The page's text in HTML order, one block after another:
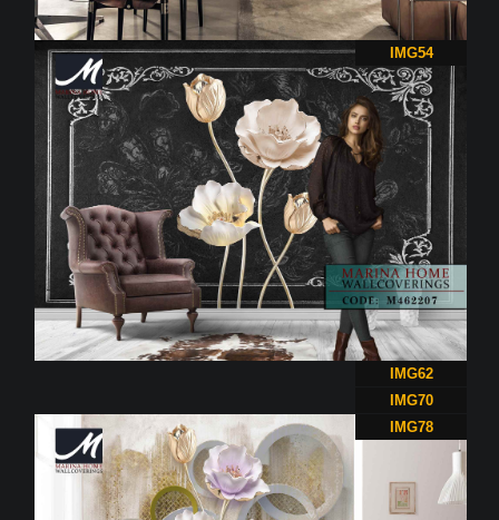
IMG54
IMG62
IMG70
IMG78